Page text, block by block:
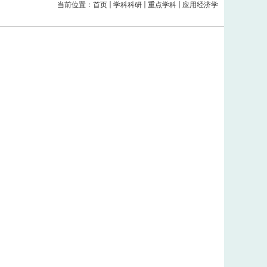
当前位置： 首页 学科科研 重点学科 应用经济学